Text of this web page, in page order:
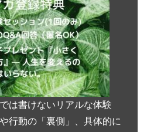
は書けないリアルな体験
行動の「裏側」、具体的に